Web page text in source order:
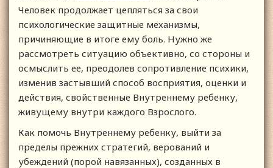
Человек продолжает цепляться за свои
психологические защитные механизмы,
причиняющие в итоге ему боль. Нужно же
рассмотреть ситуацию объективно, со стороны и
осмыслить ее, преодолев сопротивление психики,
изменив застывший способ восприятия, оценки и
действия, свойственные Внутреннему ребенку,
живущему внутри каждого Взрослого.
Как помочь Внутреннему ребенку, выйти за
пределы прежних стратегий, верований и
убеждений (порой навязанных), созданных в